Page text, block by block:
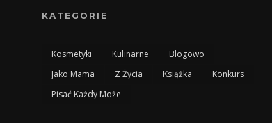
KATEGORIE
Kosmetyki Kulinarne
Blogowo
Jako Mama
Z Życia Książka
Konkurs
Pisać Każdy Może